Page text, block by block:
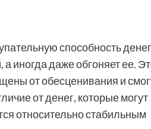
способность
иногда даже обгоняет ее.
от обесценивания и
от денег, которые могут
относительно стабильным